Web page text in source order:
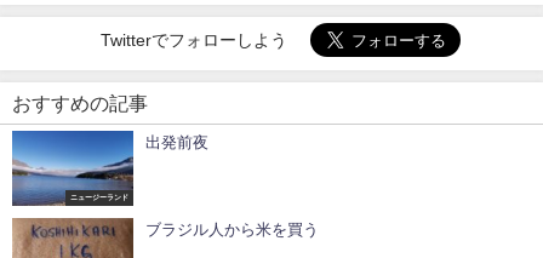
Twitterでフォローしよう
おすすめの記事
ニュージーランド
出発前夜
ブラジル人から米を買う